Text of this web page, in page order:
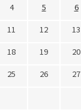
4 5 6
11 12 13
18 19 20
25 26 27